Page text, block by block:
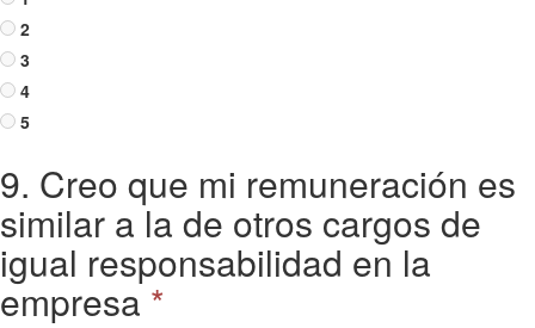
2
3
4
5
9. Creo que mi remuneración es
similar a la de otros cargos de
igual responsabilidad en la
empresa *